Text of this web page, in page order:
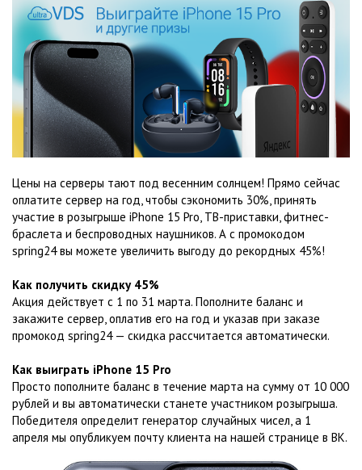
Цены на серверы тают под весенним солнцем! Прямо сейчас
оплатите сервер на год, чтобы сэкономить 30%, принять
участие в розыгрыше iPhone 15 Pro, ТВ-приставки, фитнес-
браслета и беспроводных наушников. А с промокодом
spring24 вы можете увеличить выгоду до рекордных 45%!
Как получить скидку 45%
Акция действует с 1 по 31 марта. Пополните баланс и
закажите сервер, оплатив его на год и указав при заказе
промокод spring24 — скидка рассчитается автоматически.
Как выиграть iPhone 15 Pro
Просто пополните баланс в течение марта на сумму от 10 000
рублей и вы автоматически станете участником розыгрыша.
Победителя определит генератор случайных чисел, а 1
апреля мы опубликуем почту клиента на нашей странице в ВК.